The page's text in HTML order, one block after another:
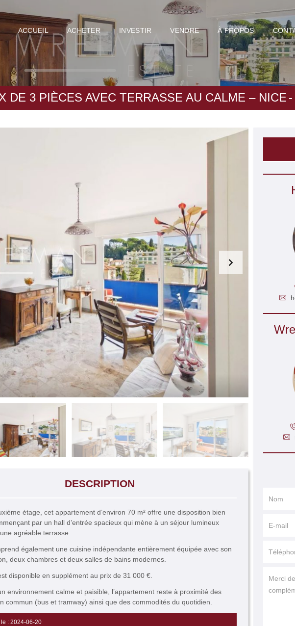
ACCUEIL ACHETER INVESTIR VENDRE À PROPOS
DE 3 PIÈCES AVEC TERRASSE AU CALME – NICE
DESCRIPTION
étage, cet appartement d’environ 70 m² offre une disposition bien
par un hall d’entrée spacieux qui mène à un séjour lumineux
agréable terrasse.
également une cuisine indépendante entièrement équipée avec son
deux chambres et deux salles de bains modernes.
disponible en supplément au prix de 31 000 €.
environnement calme et paisible, l’appartement reste à proximité des
commun (bus et tramway) ainsi que des commodités du quotidien.
: 2024-06-20